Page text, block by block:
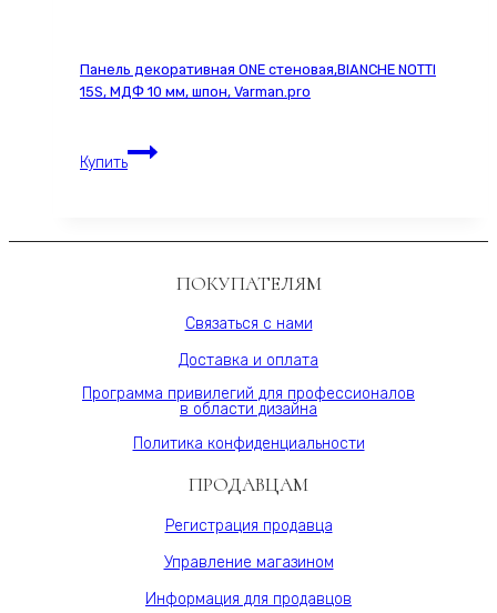
Панель декоративная ONE стеновая,BIANCHE NOTTI
15S, МДФ 10 мм, шпон, Varman.pro
Купить
Панель
декоративная
NOTTI
Varman.pro
ПОКУПАТЕЛЯМ
Связаться с нами
Доставка и оплата
Программа привилегий для профессионалов
в области дизайна
Политика конфиденциальности
ПРОДАВЦАМ
Регистрация продавца
Управление магазином
Информация для продавцов